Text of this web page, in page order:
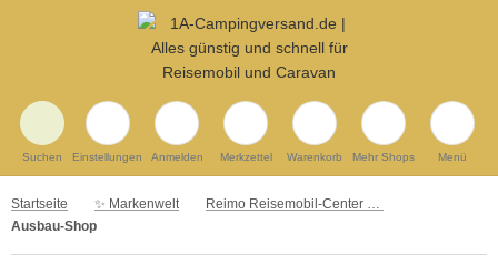
Suchen Einstellungen Anmelden Merkzettel Warenkorb Mehr Shops Menü
Startseite ✨ Markenwelt
Reimo Reisemobil-Center GmbH
Ausbau-Shop